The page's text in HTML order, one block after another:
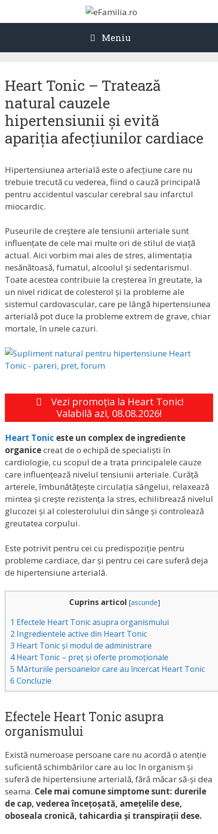
Meniu
Heart Tonic – Tratează
natural cauzele
hipertensiunii și evită
apariția afecțiunilor cardiace
Hipertensiunea arterială este o afecțiune care nu
trebuie trecută cu vederea, fiind o cauză principală
pentru accidentul vascular cerebral sau infarctul
miocardic.
Puseurile de creștere ale tensiunii arteriale sunt
influențate de cele mai multe ori de stilul de viață
actual. Aici vorbim mai ales de stres, alimentația
nesănătoasă, fumatul, alcoolul și sedentarismul.
Toate acestea contribuie la creșterea în greutate, la
un nivel ridicat de colesterol și la probleme ale
sistemul cardovascular, care pe lângă hipertensiunea
arterială pot duce la probleme extrem de grave, chiar
mortale, în unele cazuri.
Vezi promoția la Heart Tonic!
Valabilă azi, 08.08.2026!
Heart Tonic este un complex de ingrediente
organicecreat de o echipă de specialiști în
cardiologie, cu scopul de a trata principalele cauze
care influențează nivelul tensiunii arteriale. Curăță
arterele, îmbunătățește circulația sângelui, relaxează
mintea și crește rezistența la stres, echilibrează nivelul
glucozei și al colesterolului din sânge și controlează
greutatea corpului.
Este potrivit pentru cei cu predispoziție pentru
probleme cardiace, dar și pentru cei care suferă deja
de hipertensiune arterială.
Cuprins articol [ascunde]
1 Efectele Heart Tonic asupra organismului
2 Ingredientele active din Heart Tonic
3 Heart Tonic și modul de administrare
4Heart Tonic – preț și oferte promoționale
5 Mărturiile persoanelor care au încercat Heart Tonic
6 Concluzie
Efectele Heart Tonic asupra
organismului
Există numeroase persoane care nu acordă o atenție
suficientă schimbărilor care au loc în organism și
suferă de hipertensiune arterială, fără măcar să-și dea
seama. Cele mai comune simptome sunt: durerile
de cap, vederea încețoșată, amețelile dese,
oboseala cronică, tahicardia și transpirații dese.